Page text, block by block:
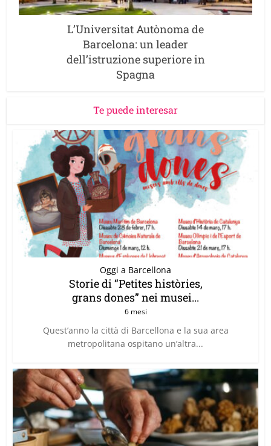
L’Universitat Autònoma de
Barcelona: un leader
dell’istruzione superiore in
Spagna
Te puede interesar
Oggi a Barcellona
Storie di “Petites històries,
grans dones” nei musei...
6 mesi
Quest’anno la città di Barcellona e la sua area
metropolitana ospitano un’altra...